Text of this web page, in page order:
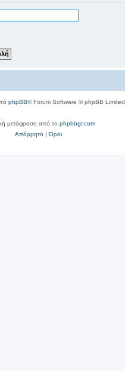
phpBB® Forum Software © phpBB Limited
μετάφραση από το phpbbgr.com
Απόρρητο|Όροι